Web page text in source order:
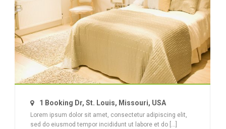
1 Booking Dr, St. Louis, Missouri, USA
Lorem ipsum dolor sit amet, consectetur adipiscing elit,
sed do eiusmod tempor incididunt ut labore et do [...]